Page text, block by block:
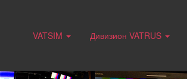
VATSIM Дивизион VATRUS